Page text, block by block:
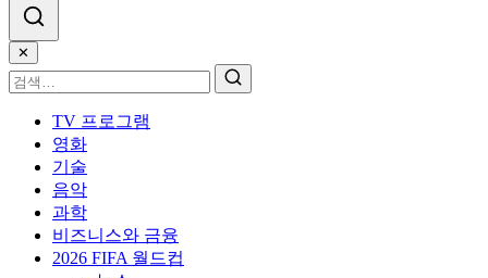
✕
TV 프로그램
영화
기술
음악
과학
비즈니스와 금융
2026 FIFA 월드컵